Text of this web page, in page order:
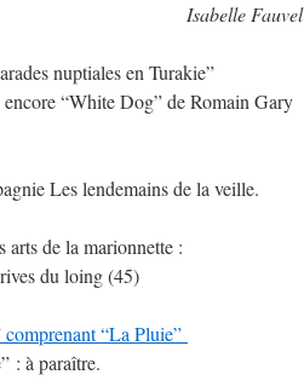
Isabelle Fauvel
nuptiales en Turakie”
“White Dog” de Romain Gary
Les lendemains de la veille.
de la marionnette :
du loing (45)
comprenant “La Pluie”
: à paraître.